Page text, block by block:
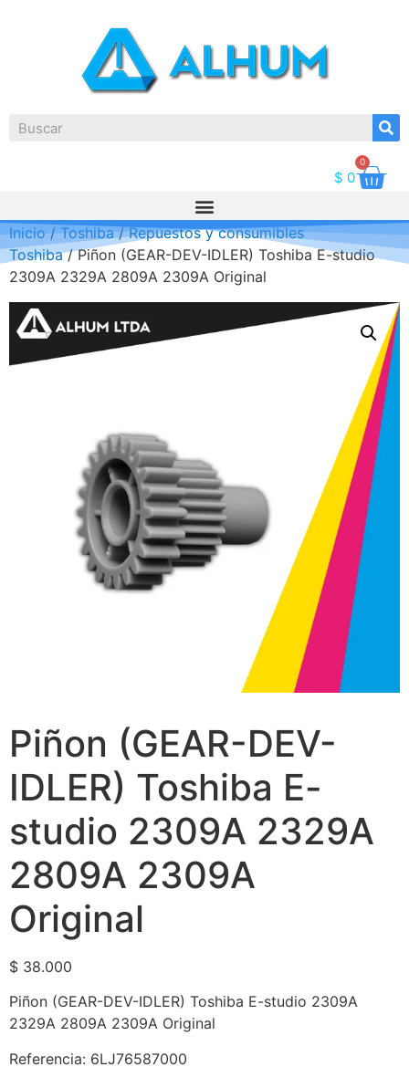
$ 0
0
Inicio/Toshiba/Repuestos y consumibles
Toshiba/ Piñon (GEAR-DEV-IDLER) Toshiba E-studio
2309A 2329A 2809A 2309A Original
Piñon (GEAR-DEV-
IDLER) Toshiba E-
studio 2309A 2329A
2809A 2309A
Original
$ 38.000
Piñon (GEAR-DEV-IDLER) Toshiba E-studio 2309A
2329A 2809A 2309A Original
Referencia: 6LJ76587000